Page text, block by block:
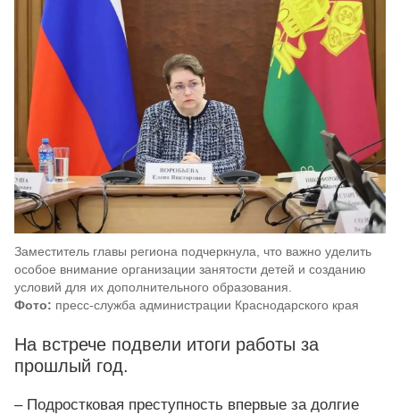
Заместитель главы региона подчеркнула, что важно уделить
особое внимание организации занятости детей и созданию
условий для их дополнительного образования.
Фото: пресс-служба администрации Краснодарского края
На встрече подвели итоги работы за
прошлый год.
– Подростковая преступность впервые за долгие